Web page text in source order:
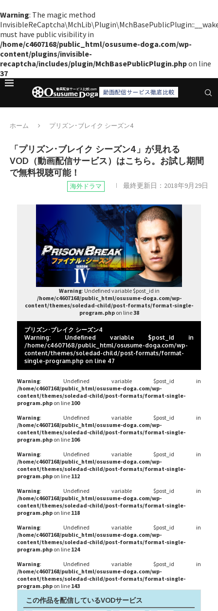
Warning: The magic method
must have public visibility in
/home/c4607168/public_html/osusume-doga.com/wp-
content/plugins/invisible-
recaptcha/includes/plugin/MchBasePublicPlugin.phpon line
37
ホーム プリズン･ブレイク シーズン4
「プリズン･ブレイク シーズン4」が見れる
VOD（動画配信サービス）はこちら。お試し期間
で無料視聴可能！
海外ドラマ 最終更新日： 2018年9月29日
Warning: Undefined variable $post_id in
/home/c4607168/public_html/osusume-doga.com/wp-
content/themes/soledad-child/post-formats/format-single-
program.phpon line38
プリズン･ブレイク シーズン4
Warning: Undefined variable $post_id in
/home/c4607168/public_html/osusume-doga.com/wp-
content/themes/soledad-child/post-formats/format-
single-program.php on line 47
Warning: Undefined variable $post_id in
/home/c4607168/public_html/osusume-doga.com/wp-
content/themes/soledad-child/post-formats/format-single-
program.php on line 100
Warning: Undefined variable $post_id in
/home/c4607168/public_html/osusume-doga.com/wp-
content/themes/soledad-child/post-formats/format-single-
program.php on line 106
Warning: Undefined variable $post_id in
/home/c4607168/public_html/osusume-doga.com/wp-
content/themes/soledad-child/post-formats/format-single-
program.php on line 112
Warning: Undefined variable $post_id in
/home/c4607168/public_html/osusume-doga.com/wp-
content/themes/soledad-child/post-formats/format-single-
program.php on line 118
Warning: Undefined variable $post_id in
/home/c4607168/public_html/osusume-doga.com/wp-
content/themes/soledad-child/post-formats/format-single-
program.php on line 124
Warning: Undefined variable $post_id in
/home/c4607168/public_html/osusume-doga.com/wp-
content/themes/soledad-child/post-formats/format-single-
program.php on line 143
この作品を配信しているVODサービス